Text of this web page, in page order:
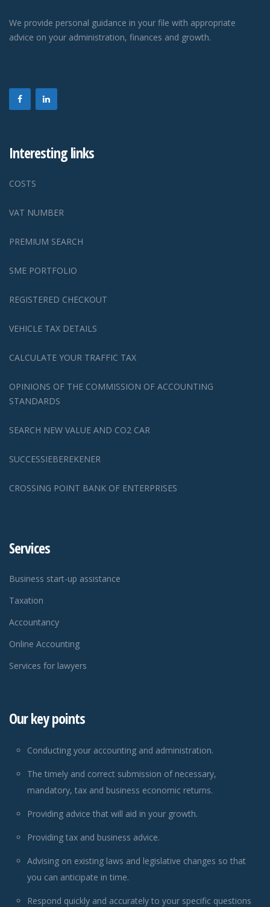
We provide personal guidance in your file with appropriate
advice on your administration, finances and growth.
Interesting links
COSTS
VAT NUMBER
PREMIUM SEARCH
SME PORTFOLIO
REGISTERED CHECKOUT
VEHICLE TAX DETAILS
CALCULATE YOUR TRAFFIC TAX
OPINIONS OF THE COMMISSION OF ACCOUNTING
STANDARDS
SEARCH NEW VALUE AND CO2 CAR
SUCCESSIEBEREKENER
CROSSING POINT BANK OF ENTERPRISES
Services
Business start-up assistance
Taxation
Accountancy
Online Accounting
Services for lawyers
Our key points
Conducting your accounting and administration.
The timely and correct submission of necessary,
mandatory, tax and business economic returns.
Providing advice that will aid in your growth.
Providing tax and business advice.
Advising on existing laws and legislative changes so that
you can anticipate in time.
Respond quickly and accurately to your specific questions